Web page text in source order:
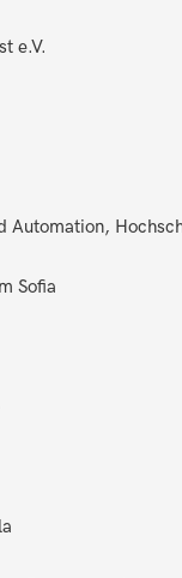
e.V.
Automation,
Sofia